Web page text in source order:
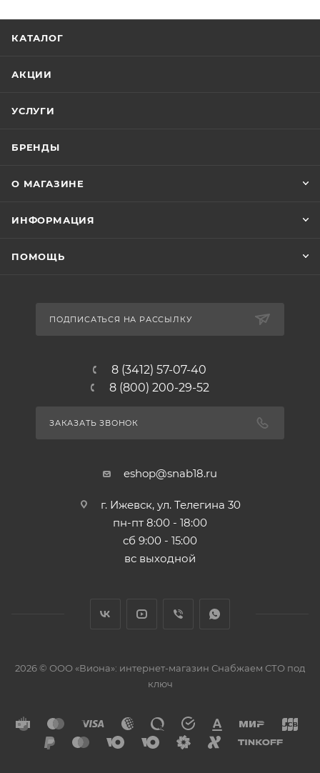
КАТАЛОГ
АКЦИИ
УСЛУГИ
БРЕНДЫ
О МАГАЗИНЕ
ИНФОРМАЦИЯ
ПОМОЩЬ
ПОДПИСАТЬСЯ НА РАССЫЛКУ
8 (3412) 57-07-40
8 (800) 200-29-52
ЗАКАЗАТЬ ЗВОНОК
eshop@snab18.ru
г. Ижевск, ул. Телегина 30
пн-пт 8:00 - 18:00
сб 9:00 - 15:00
вс выходной
2026 © ООО «Виона»: интернет-магазин Снабжаем СТО под
ключ